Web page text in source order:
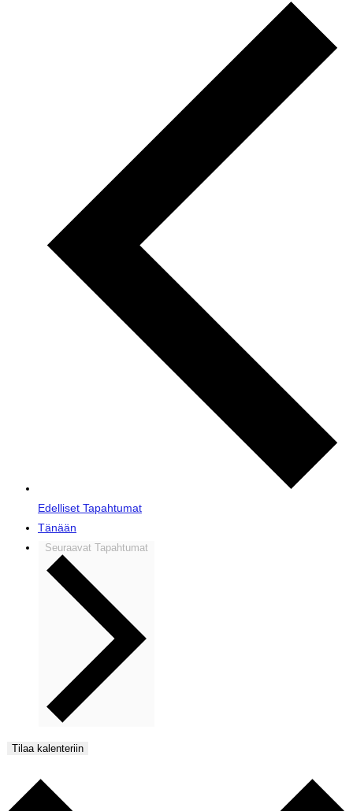
Edelliset Tapahtumat
Tänään
Seuraavat Tapahtumat
Tilaa kalenteriin